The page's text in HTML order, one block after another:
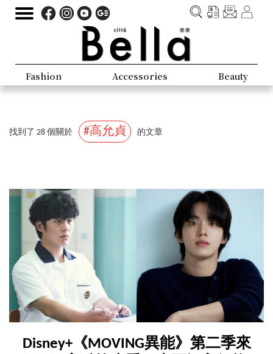
Fashion Accessories Beauty
找到了 28 個關於 #高允貞 的文章
Disney+《MOVING異能》第二季來